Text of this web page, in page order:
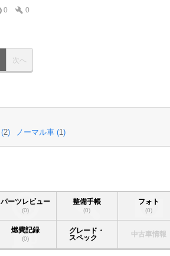
0 0
次へ
2) ノーマル車 (1)
パーツレビュー
(0)
整備手帳
(0)
フォト
(0)
燃費記録
(0)
グレード・
スペック
中古車情報